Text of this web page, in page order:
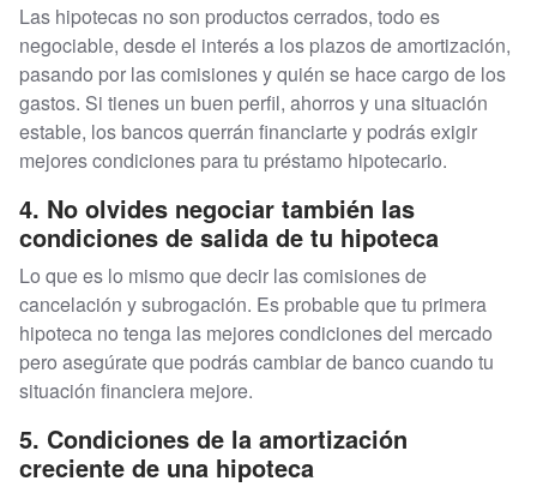
Las hipotecas no son productos cerrados, todo es
negociable, desde el interés a los plazos de amortización,
pasando por las comisiones y quién se hace cargo de los
gastos. Si tienes un buen perfil, ahorros y una situación
estable, los bancos querrán financiarte y podrás exigir
mejores condiciones para tu préstamo hipotecario.
4. No olvides negociar también las
condiciones de salida de tu hipoteca
Lo que es lo mismo que decir las comisiones de
cancelación y subrogación. Es probable que tu primera
hipoteca no tenga las mejores condiciones del mercado
pero asegúrate que podrás cambiar de banco cuando tu
situación financiera mejore.
5. Condiciones de la amortización
creciente de una hipoteca